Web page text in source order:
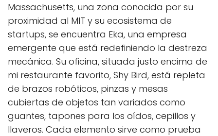
Massachusetts, una zona conocida por su
proximidad al MIT y su ecosistema de
startups, se encuentra Eka, una empresa
emergente que está redefiniendo la destreza
mecánica. Su oficina, situada justo encima de
mi restaurante favorito, Shy Bird, está repleta
de brazos robóticos, pinzas y mesas
cubiertas de objetos tan variados como
guantes, tapones para los oídos, cepillos y
llaveros. Cada elemento sirve como prueba